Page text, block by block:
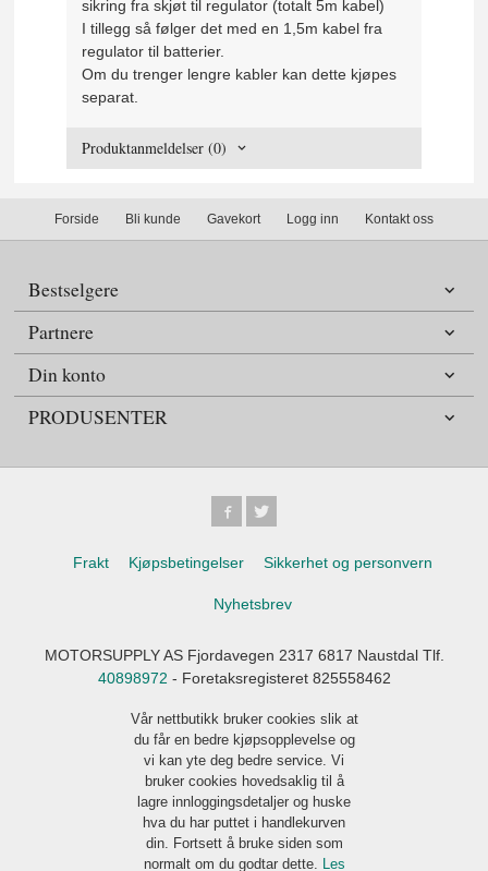
sikring fra skjøt til regulator (totalt 5m kabel)
I tillegg så følger det med en 1,5m kabel fra
regulator til batterier.
Om du trenger lengre kabler kan dette kjøpes
separat.
Produktanmeldelser (0)
Forside Bli kunde Gavekort Logg inn Kontakt oss
Bestselgere
Partnere
Din konto
PRODUSENTER
Frakt Kjøpsbetingelser Sikkerhet og personvern
Nyhetsbrev
MOTORSUPPLY AS Fjordavegen 2317 6817 Naustdal Tlf.
40898972 - Foretaksregisteret 825558462
Vår nettbutikk bruker cookies slik at
du får en bedre kjøpsopplevelse og
vi kan yte deg bedre service. Vi
bruker cookies hovedsaklig til å
lagre innloggingsdetaljer og huske
hva du har puttet i handlekurven
din. Fortsett å bruke siden som
normalt om du godtar dette. Les